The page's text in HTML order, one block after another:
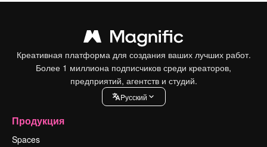
Креативная платформа для создания ваших лучших работ.
Более 1 миллиона подписчиков среди креаторов,
предприятий, агентств и студий.
Pусский
Продукция
Spaces